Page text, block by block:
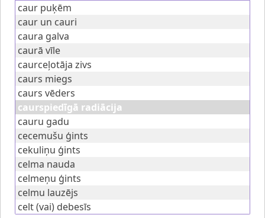
caur puķēm
caur un cauri
caura galva
caurā vīle
caurceļotāja zivs
caurs miegs
caurs vēders
caurspiedīgā radiācija
cauru gadu
cecemušu ģints
cekuliņu ģints
celma nauda
celmeņu ģints
celmu lauzējs
celt (vai) debesīs